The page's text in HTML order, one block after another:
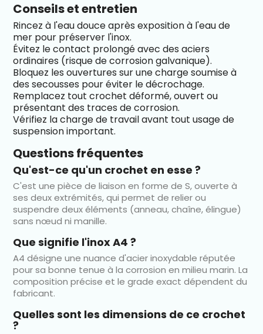
Conseils et entretien
Rincez à l'eau douce après exposition à l'eau de
mer pour préserver l'inox.
Évitez le contact prolongé avec des aciers
ordinaires (risque de corrosion galvanique).
Bloquez les ouvertures sur une charge soumise à
des secousses pour éviter le décrochage.
Remplacez tout crochet déformé, ouvert ou
présentant des traces de corrosion.
Vérifiez la charge de travail avant tout usage de
suspension important.
Questions fréquentes
Qu'est-ce qu'un crochet en esse ?
C'est une pièce de liaison en forme de S, ouverte à
ses deux extrémités, qui permet de relier ou
suspendre deux éléments (anneau, chaîne, élingue)
sans nœud ni manille.
Que signifie l'inox A4 ?
A4 désigne une nuance d'acier inoxydable réputée
pour sa bonne tenue à la corrosion en milieu marin. La
composition précise et le grade exact dépendent du
fabricant.
Quelles sont les dimensions de ce crochet
?